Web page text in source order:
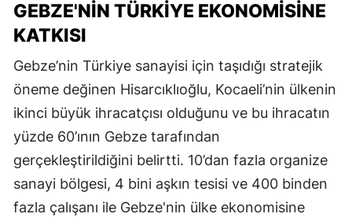
savaşı
GEBZE'NIN TÜRKIYE EKONOMISINE
KATKISI
Gebze’nin Türkiye sanayisi için taşıdığı stratejik
öneme değinen Hisarcıklıoğlu, Kocaeli’nin ülkenin
ikinci büyük ihracatçısı olduğunu ve bu ihracatın
yüzde 60’ının Gebze tarafından
gerçekleştirildiğini belirtti. 10’dan fazla organize
sanayi bölgesi, 4 bini aşkın tesisi ve 400 binden
fazla çalışanı ile Gebze'nin ülke ekonomisine